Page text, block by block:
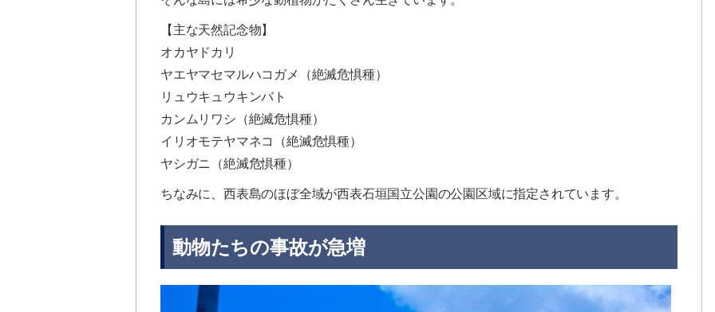
【主な天然記念物】
オカヤドカリ
ヤエヤマセマルハコガメ（絶滅危惧種）
リュウキュウキンバト
カンムリワシ（絶滅危惧種）
イリオモテヤマネコ（絶滅危惧種）
ヤシガニ（絶滅危惧種）
ちなみに、西表島のほぼ全域が西表石垣国立公園の公園区域に指定されています。
動物たちの事故が急増